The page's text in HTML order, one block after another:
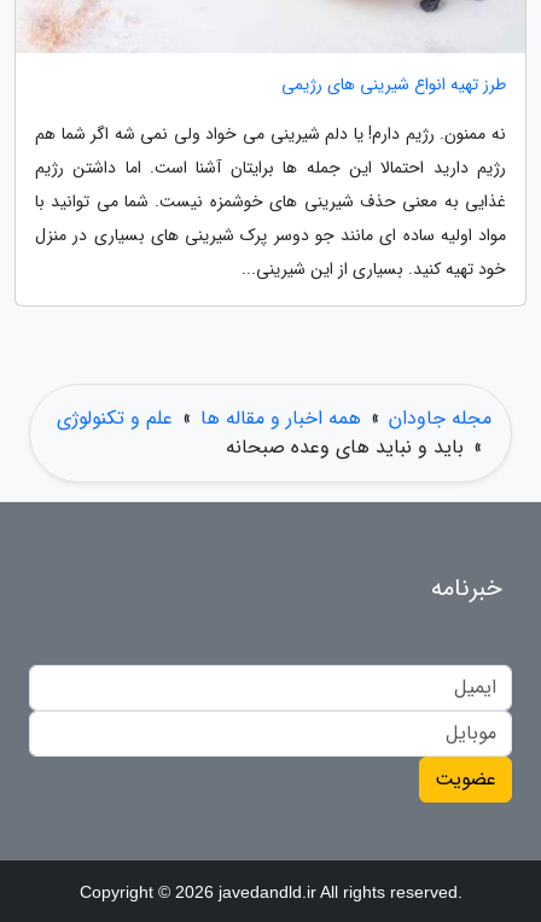
طرز تهیه انواع شیرینی های رژیمی
نه ممنون. رژیم دارم! یا دلم شیرینی می خواد ولی نمی شه اگر شما هم
رژیم دارید احتمالا این جمله ها برایتان آشنا است. اما داشتن رژیم
غذایی به معنی حذف شیرینی های خوشمزه نیست. شما می توانید با
مواد اولیه ساده ای مانند جو دوسر پرک شیرینی های بسیاری در منزل
خود تهیه کنید. بسیاری از این شیرینی...
مجله جاودان » همه اخبار و مقاله ها » علم و تکنولوژی
» باید و نباید های وعده صبحانه
خبرنامه
عضویت
Copyright © 2026 javedandld.ir All rights reserved.